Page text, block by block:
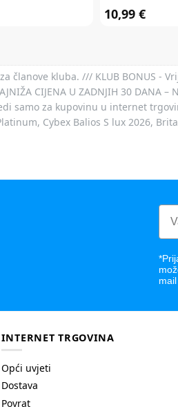
10,99 €
članove kluba. /// KLUB BONUS
CIJENA U ZADNJIH 30
samo za kupovinu u internet
Cybex Balios S lux 2026,
INTERNET TRGOVINA
Opći uvjeti
Dostava
Povrat